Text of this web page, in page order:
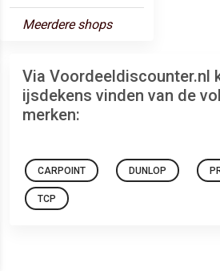
Meerdere shops
Via Voordeeldiscounter.nl
ijsdekens vinden van de
merken:
CARPOINT DUNLOP
TCP